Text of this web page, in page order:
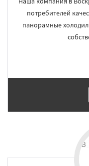
потребителей
панорамные